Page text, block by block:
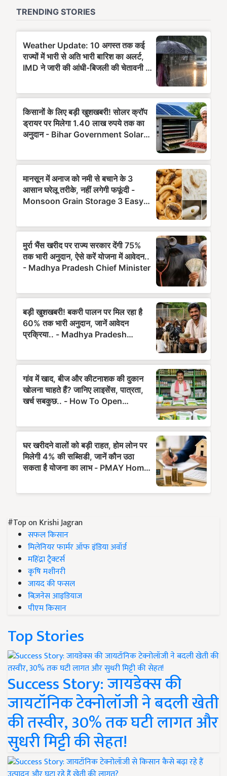
#Top on Krishi Jagran
सफल किसान
मिलेनियर फार्मर ऑफ इंडिया अवॉर्ड
महिंद्रा ट्रैक्टर्स
कृषि मशीनरी
जायद की फसल
बिज़नेस आइडियाज
पीएम किसान
Top Stories
Success Story: जायडेक्स की
जायटॉनिक टेक्नोलॉजी ने बदली खेती
की तस्वीर, 30% तक घटी लागत और
सुधरी मिट्टी की सेहत!